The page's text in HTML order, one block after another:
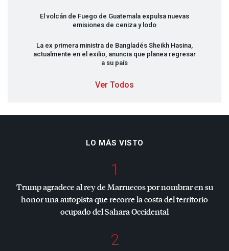
El volcán de Fuego de Guatemala expulsa nuevas
emisiones de ceniza y lodo
La ex primera ministra de Bangladés Sheikh Hasina,
actualmente en el exilio, anuncia que planea regresar
a su país
Ver Todos
LO MÁS VISTO
1
Trump agradece al rey de Marruecos por nombrar en su
honor una autopista que recorre la costa del territorio
ocupado del Sahara Occidental
2